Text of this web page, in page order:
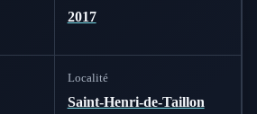
2017
Localité
Saint-Henri-de-Taillon